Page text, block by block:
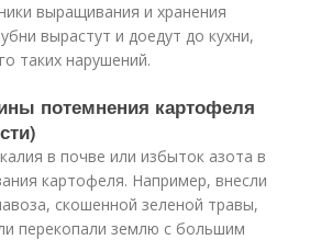
выращивания и хранения
вырастут и доедут до кухни,
таких нарушений.
потемнения картофеля
в почве или избыток азота в
картофеля. Например, внесли
скошенной зеленой травы,
перекопали землю с большим